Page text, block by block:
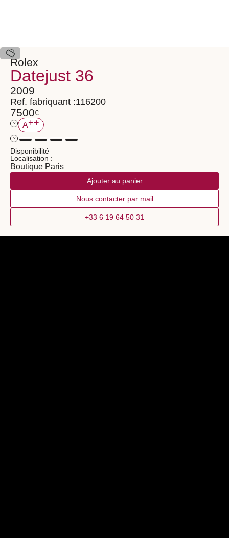
Rolex
Datejust 36
2009
Ref. fabriquant :116200
7500€
Ajouter au panier
Nous contacter par mail
+33 6 19 64 50 31
? A++
?
Disponibilité
Localisation :
Boutique Paris